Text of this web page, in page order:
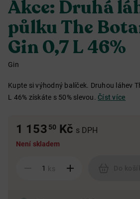
Akce: Druhá
půlku The
Gin 0,7 L 46%
Gin
Kupte si výhodný balíček. Druhou láhev
L 46% získáte s 50% slevou. Číst více
1 153 50 Kč s DPH
Není skladem
ks